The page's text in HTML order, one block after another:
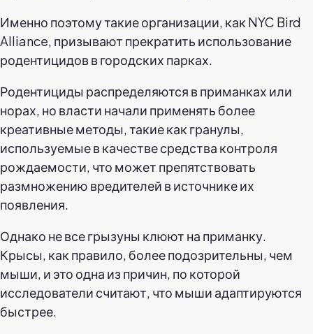
Именно поэтому такие организации, как NYC Bird
Alliance, призывают прекратить использование
родентицидов в городских парках.
Родентициды распределяются в приманках или
норах, но власти начали применять более
креативные методы, такие как гранулы,
используемые в качестве средства контроля
рождаемости, что может препятствовать
размножению вредителей в источнике их
появления.
Однако не все грызуны клюют на приманку.
Крысы, как правило, более подозрительны, чем
мыши, и это одна из причин, по которой
исследователи считают, что мыши адаптируются
быстрее.